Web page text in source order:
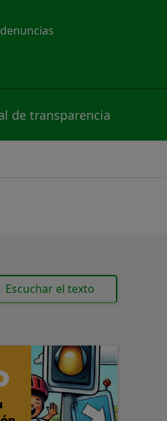
de transparencia
Escuchar el texto